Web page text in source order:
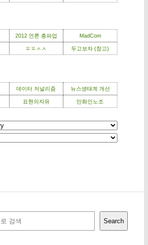
2012 언론 총파업 MadCom
ㅍㅍㅅㅅ 두고보자 (창고)
데이터 저널리즘 뉴스생태계 개선
표현의자유 만화인노조
Search